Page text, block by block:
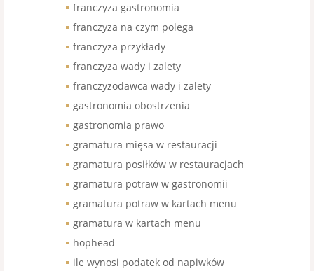
franczyza gastronomia
franczyza na czym polega
franczyza przykłady
franczyza wady i zalety
franczyzodawca wady i zalety
gastronomia obostrzenia
gastronomia prawo
gramatura mięsa w restauracji
gramatura posiłków w restauracjach
gramatura potraw w gastronomii
gramatura potraw w kartach menu
gramatura w kartach menu
hophead
ile wynosi podatek od napiwków